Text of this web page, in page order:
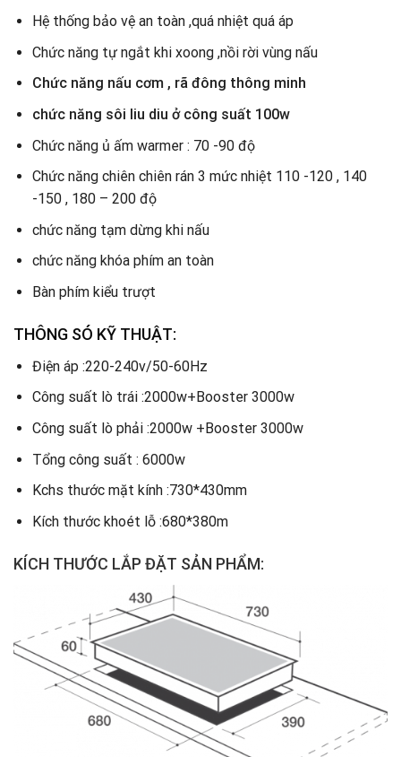
Hệ thống bảo vệ an toàn ,quá nhiệt quá áp
Chức năng tự ngắt khi xoong ,nồi rời vùng nấu
Chức năng nấu cơm , rã đông thông minh
chức năng sôi liu diu ở công suất 100w
Chức năng ủ ấm warmer : 70 -90 độ
Chức năng chiên chiên rán 3 mức nhiệt 110 -120 , 140
-150 , 180 – 200 độ
chức năng tạm dừng khi nấu
chức năng khóa phím an toàn
Bàn phím kiểu trượt
THÔNG SÓ KỸ THUẬT:
Điện áp :220-240v/50-60Hz
Công suất lò trái :2000w+Booster 3000w
Công suất lò phải :2000w +Booster 3000w
Tổng công suất : 6000w
Kchs thước mặt kính :730*430mm
Kích thước khoét lỗ :680*380m
KÍCH THƯỚC LẮP ĐẶT SẢN PHẨM: